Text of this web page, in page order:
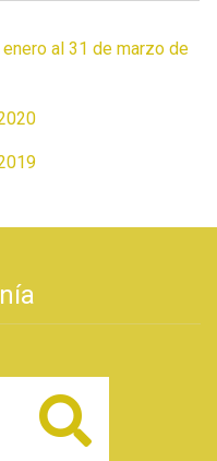
al 31 de marzo de
Buscar